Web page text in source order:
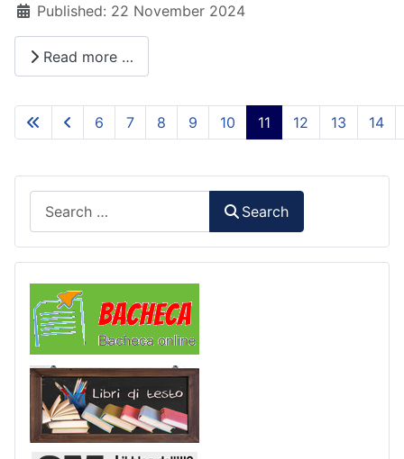
DetailsPublished: 22 November 2024
Read more …
Page 11 of 93
6 7 8 9 10 11 12 13 14
Search
Libri di Testo